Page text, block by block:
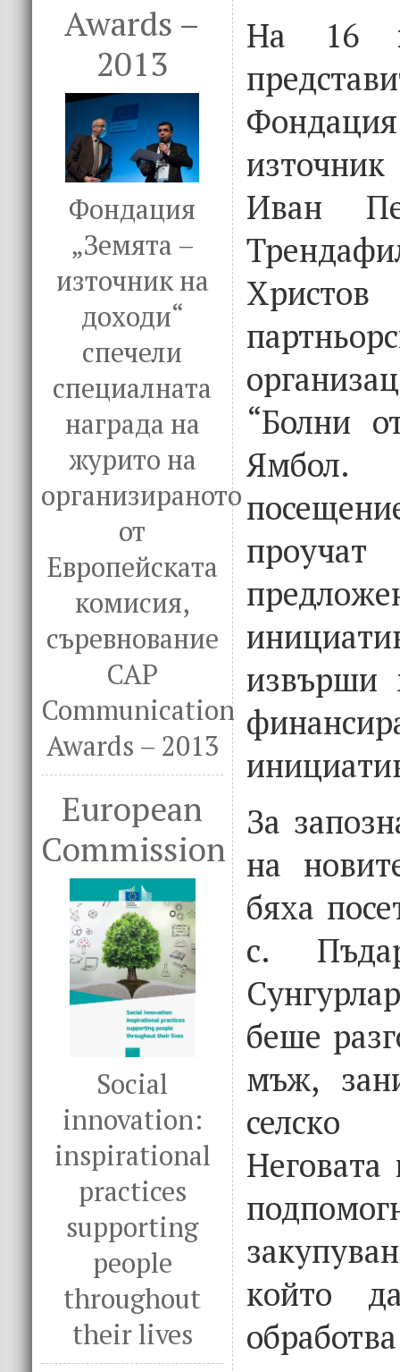
Awards –
2013
Фондация
„Земята –
източник на
доходи“
спечели
специалната
награда на
журито на
организираното
от
Европейската
комисия,
съревнование
CAP
Communication
Awards – 2013
European
Commission
Social
innovation:
inspirational
practices
supporting
people
throughout
their lives
На 16
Иван
“Болни
извърши
За
на
бяха
с.
беше
мъж,
селско
който